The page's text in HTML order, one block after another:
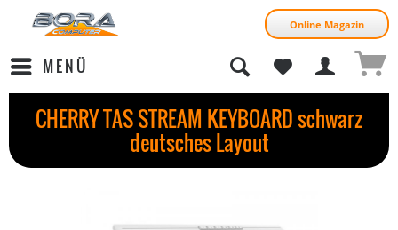
Online Magazin
MENÜ
CHERRY TAS STREAM KEYBOARD schwarz
deutsches Layout